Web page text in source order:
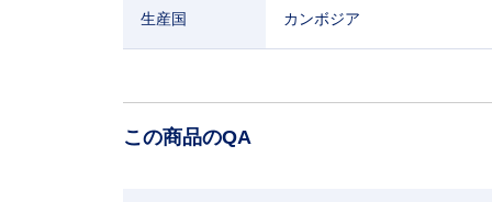
生産国 カンボジア
この商品のQA